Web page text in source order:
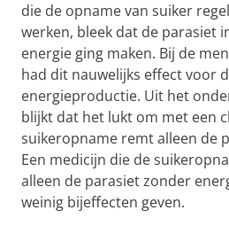
die de opname van suiker
werken, bleek dat de parasiet
energie ging maken. Bij de
had dit nauwelijks effect voor
energieproductie. Uit het
blijkt dat het lukt om met een
suikeropname remt alleen de
Een medicijn die de
alleen de parasiet zonder
weinig bijeffecten geven.